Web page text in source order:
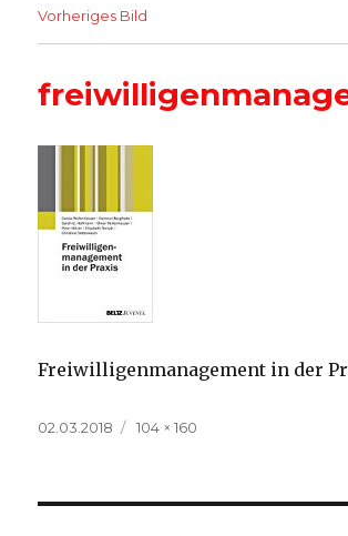
Vorheriges Bild
Freiwilligenmanagement in der
Veröffentlicht
02.03.2018
Volle
104 × 160